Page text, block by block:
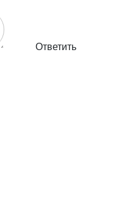
Ответить